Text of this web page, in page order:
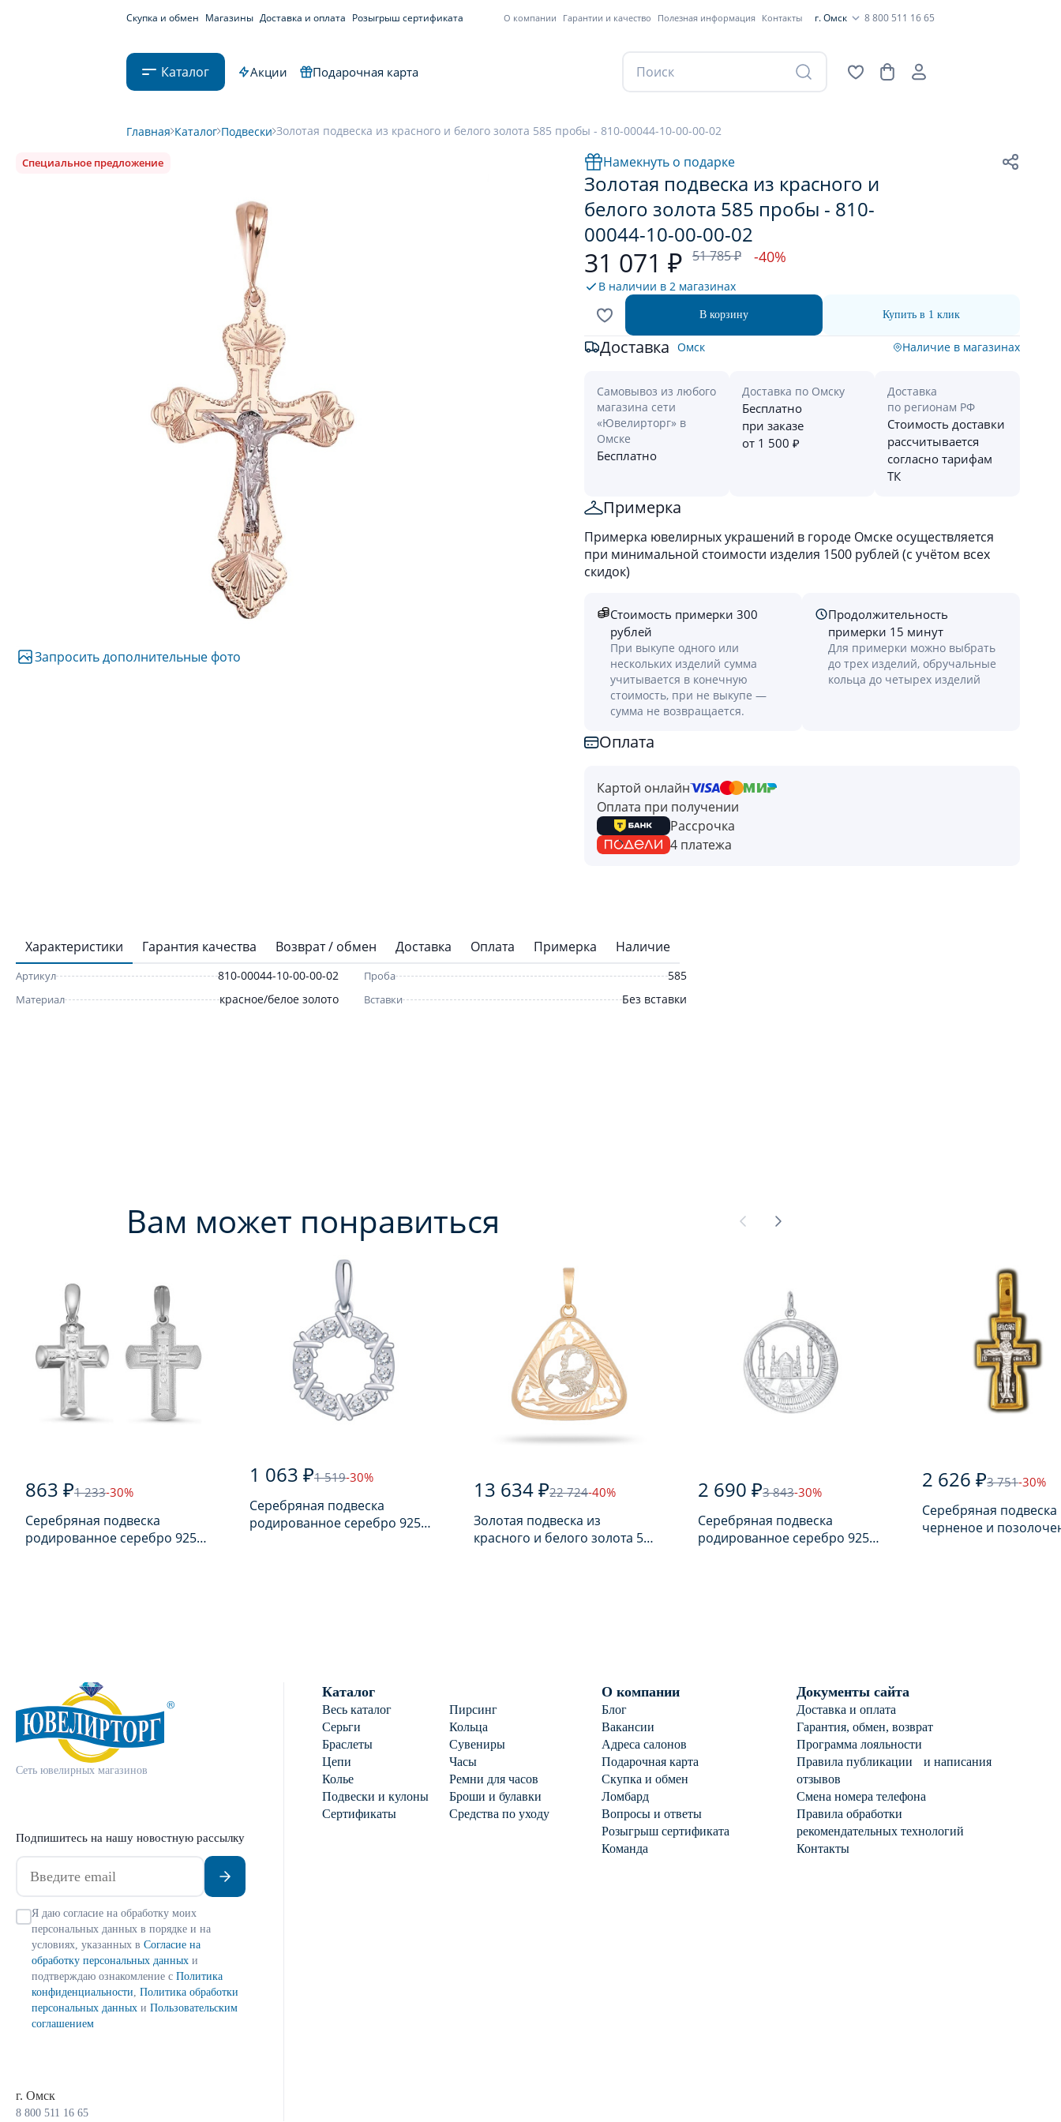
Скупка и обмен Магазины Доставка и оплата Розыгрыш сертификата О компании Гарантии и качество Полезная информация Контакты г. Омск 8 800 511 16 65
Каталог Акции Подарочная карта
Главная Каталог Подвески Золотая подвеска из красного и белого золота 585 пробы - 810-00044-10-00-00-02
Специальное предложение
Запросить дополнительные фото
Намекнуть о подарке
Золотая подвеска из красного и
белого золота 585 пробы - 810-
00044-10-00-00-02
31 071 ₽ 51 785 ₽ -40%
В наличии в 2 магазинах
В корзину Купить в 1 клик
Доставка Омск Наличие в магазинах
Самовывоз из любого
магазина сети
«Ювелирторг» в
Омске
Бесплатно
Доставка по Омску
Бесплатно
при заказе
от 1 500 ₽
Доставка
по регионам РФ
Стоимость доставки
рассчитывается
согласно тарифам
ТК
Примерка
Примерка ювелирных украшений в городе Омске осуществляется
при минимальной стоимости изделия 1500 рублей (с учётом всех
скидок)
Стоимость примерки 300
рублей
При выкупе одного или
нескольких изделий сумма
учитывается в конечную
стоимость, при не выкупе —
сумма не возвращается.
Продолжительность
примерки 15 минут
Для примерки можно выбрать
до трех изделий, обручальные
кольца до четырех изделий
Оплата
Картой онлайн
Оплата при получении
Рассрочка
4 платежа
Характеристики Гарантия качества Возврат / обмен Доставка Оплата Примерка Наличие
Артикул 810-00044-10-00-00-02
Материал красное/белое золото
Проба 585
Вставки Без вставки
Вам может понравиться
863 ₽1 233-30%
Серебряная подвеска
родированное серебро 925
1 063 ₽1 519-30%
Серебряная подвеска
родированное серебро 925
13 634 ₽22 724-40%
Золотая подвеска из
красного и белого золота 585
2 690 ₽3 843-30%
Серебряная подвеска
родированное серебро 925
2 626 ₽3 751-30%
Серебряная подвеска
черненое и
Сеть ювелирных магазинов
Подпишитесь на нашу новостную рассылку
Я даю согласие на обработку моих
персональных данных в порядке и на
условиях, указанных в Согласие на
обработку персональных данных и
подтверждаю ознакомление с Политика
конфиденциальности Политика обработки
персональных данных и Пользовательским
соглашением
г. Омск
8 800 511 16 65
Каталог
Весь каталог
Пирсинг
Серьги
Кольца
Браслеты
Сувениры
Цепи
Часы
Колье
Ремни для часов
Подвески и кулоны
Броши и булавки
Сертификаты
Средства по уходу
О компании
Блог
Вакансии
Адреса салонов
Подарочная карта
Скупка и обмен
Ломбард
Вопросы и ответы
Розыгрыш сертификата
Команда
Документы сайта
Доставка и оплата
Гарантия, обмен, возврат
Программа лояльности
Правила публикации и написания
отзывов
Смена номера телефона
Правила обработки
рекомендательных технологий
Контакты